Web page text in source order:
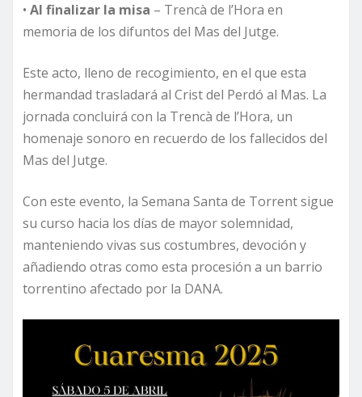
• Al finalizar la misa – Trencà de l’Hora en
memoria de los difuntos del Mas del Jutge.
Este acto, lleno de recogimiento, en el que esta
hermandad trasladará al Crist del Perdó al Mas. La
jornada concluirá con la Trencà de l’Hora, un
homenaje sonoro en recuerdo de los fallecidos del
Mas del Jutge.
Con este evento, la Semana Santa de Torrent sigue
su curso hacia los días de mayor solemnidad,
manteniendo vivas sus costumbres, devoción y
añadiendo otras como esta procesión a un barrio
torrentino afectado por la DANA.